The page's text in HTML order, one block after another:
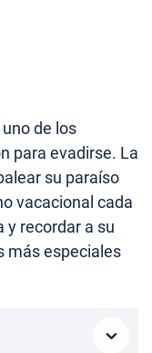
de los
para evadirse. La
su paraíso
vacacional cada
y recordar a su
más especiales